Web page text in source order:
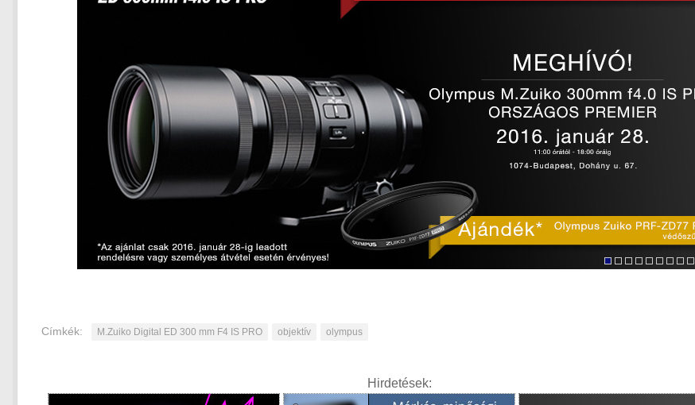
Címkék: M.Zuiko Digital ED 300 mm F4 IS PRO objektív olympus
Hirdetések: